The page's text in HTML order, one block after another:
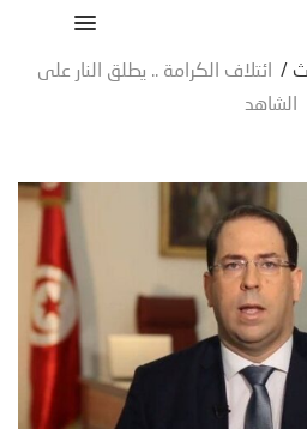
/
ائتلاف الكرامة .. يطلق النار على
الشاهد